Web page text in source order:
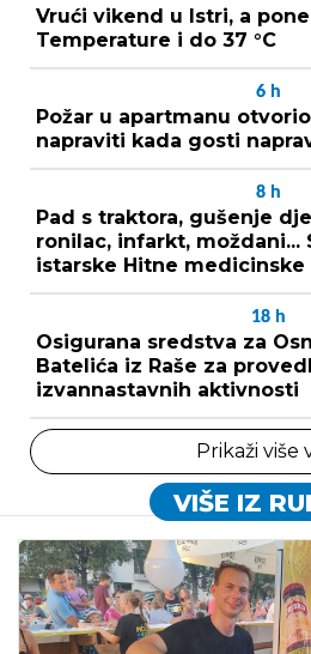
Vrući vikend u Istri, a
Temperature i do 37 °C
6 h
Požar u apartmanu
napraviti kada gosti
8 h
Pad s traktora, gušenje
ronilac, infarkt, moždani...
istarske Hitne medicinske
18 h
Osigurana sredstva za
Batelića iz Raše za
izvannastavnih aktivnosti
Prikaži više
VIŠE IZ